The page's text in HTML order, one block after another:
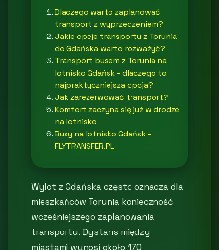
Dlaczego warto zaplanować
transport z wyprzedzeniem?
Jakie opcje transportu z Torunia
do Gdańska warto rozważyć?
Transport busem z Torunia na
lotnisko Gdańsk - dlaczego to
najpraktyczniejsza opcja?
Jak zarezerwować transport?
Komfort zaczyna się już w drodze
na lotnisko
Busy na lotnisko Gdańsk -
FLYTRANSFER.PL
Wylot z Gdańska często oznacza dla
mieszkańców Torunia konieczność
wcześniejszego zaplanowania
transportu. Dystans między
miastami wynosi około 170